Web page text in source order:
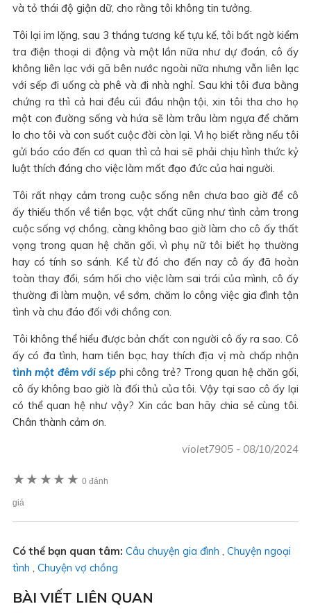
và tỏ thái độ giận dữ, cho rằng tôi không tin tưởng.
Tôi lại im lặng, sau 3 tháng tương kế tựu kế, tôi bất ngờ kiểm
tra điện thoại di động và một lần nữa như dự đoán, cô ấy
không liên lạc với gã bên nước ngoài nữa nhưng vẫn liên lạc
với sếp đi uống cà phê và đi nhà nghỉ. Sau khi tôi đưa bằng
chứng ra thì cả hai đều cúi đầu nhận tội, xin tôi tha cho họ
một con đường sống và hứa sẽ làm trâu làm ngựa để chăm
lo cho tôi và con suốt cuộc đời còn lại. Vì họ biết rằng nếu tôi
gửi báo cáo đến cơ quan thì cả hai sẽ phải chịu hình thức kỷ
luật thích đáng cho việc làm mất đạo đức của hai người.
Tôi rất nhạy cảm trong cuộc sống nên chưa bao giờ để cô
ấy thiếu thốn về tiền bạc, vật chất cũng như tình cảm trong
cuộc sống vợ chồng, càng không bao giờ làm cho cô ấy thất
vọng trong quan hệ chăn gối, vì phụ nữ tôi biết họ thường
hay có tính so sánh. Kể từ đó cho đến nay cô ấy đã hoàn
toàn thay đổi, sám hối cho việc làm sai trái của mình, cô ấy
thường đi làm muộn, về sớm, chăm lo công việc gia đình tận
tình và chu đáo đối với chồng con.
Tôi không thể hiểu được bản chất con người cô ấy ra sao. Cô
ấy có đa tình, ham tiền bạc, hay thích địa vị mà chấp nhận
tình một đêm với sếp phi công trẻ? Trong quan hệ chăn gối,
cô ấy không bao giờ là đối thủ của tôi. Vậy tại sao cô ấy lại
có thể quan hệ như vậy? Xin các ban hãy chia sẻ cùng tôi.
Chân thành cảm ơn.
violet7905 - 08/10/2024
★ ★ ★ ★ ★ 0 đánh
giá
Có thể bạn quan tâm: Câu chuyện gia đình
Chuyện ngoại
tình
Chuyện vợ chồng
BÀI VIẾT LIÊN QUAN